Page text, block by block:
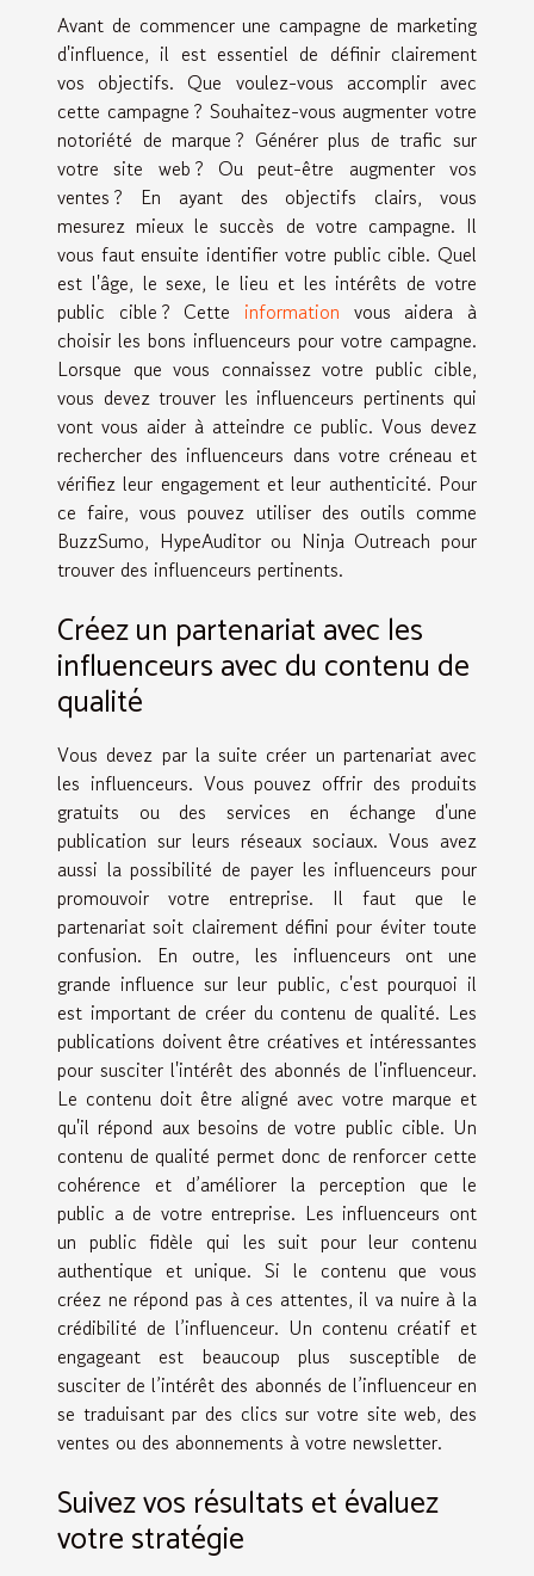
Avant de commencer une campagne de marketing
d'influence, il est essentiel de définir clairement
vos objectifs. Que voulez-vous accomplir avec
cette campagne ? Souhaitez-vous augmenter votre
notoriété de marque ? Générer plus de trafic sur
votre site web ? Ou peut-être augmenter vos
ventes ? En ayant des objectifs clairs, vous
mesurez mieux le succès de votre campagne. Il
vous faut ensuite identifier votre public cible. Quel
est l'âge, le sexe, le lieu et les intérêts de votre
public cible ? Cette information vous aidera à
choisir les bons influenceurs pour votre campagne.
Lorsque que vous connaissez votre public cible,
vous devez trouver les influenceurs pertinents qui
vont vous aider à atteindre ce public. Vous devez
rechercher des influenceurs dans votre créneau et
vérifiez leur engagement et leur authenticité. Pour
ce faire, vous pouvez utiliser des outils comme
BuzzSumo, HypeAuditor ou Ninja Outreach pour
trouver des influenceurs pertinents.
Créez un partenariat avec les
influenceurs avec du contenu de
qualité
Vous devez par la suite créer un partenariat avec
les influenceurs. Vous pouvez offrir des produits
gratuits ou des services en échange d'une
publication sur leurs réseaux sociaux. Vous avez
aussi la possibilité de payer les influenceurs pour
promouvoir votre entreprise. Il faut que le
partenariat soit clairement défini pour éviter toute
confusion. En outre, les influenceurs ont une
grande influence sur leur public, c'est pourquoi il
est important de créer du contenu de qualité. Les
publications doivent être créatives et intéressantes
pour susciter l'intérêt des abonnés de l'influenceur.
Le contenu doit être aligné avec votre marque et
qu'il répond aux besoins de votre public cible. Un
contenu de qualité permet donc de renforcer cette
cohérence et d’améliorer la perception que le
public a de votre entreprise. Les influenceurs ont
un public fidèle qui les suit pour leur contenu
authentique et unique. Si le contenu que vous
créez ne répond pas à ces attentes, il va nuire à la
crédibilité de l’influenceur. Un contenu créatif et
engageant est beaucoup plus susceptible de
susciter de l’intérêt des abonnés de l’influenceur en
se traduisant par des clics sur votre site web, des
ventes ou des abonnements à votre newsletter.
Suivez vos résultats et évaluez
votre stratégie